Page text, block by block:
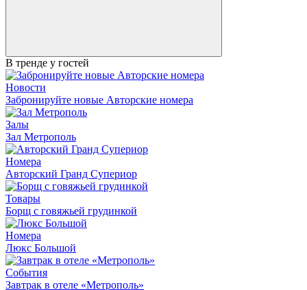
В тренде у гостей
Новости
Забронируйте новые Авторские номера
Залы
Зал Метрополь
Номера
Авторский Гранд Супериор
Товары
Борщ с говяжьей грудинкой
Номера
Люкс Большой
События
Завтрак в отеле «Метрополь»